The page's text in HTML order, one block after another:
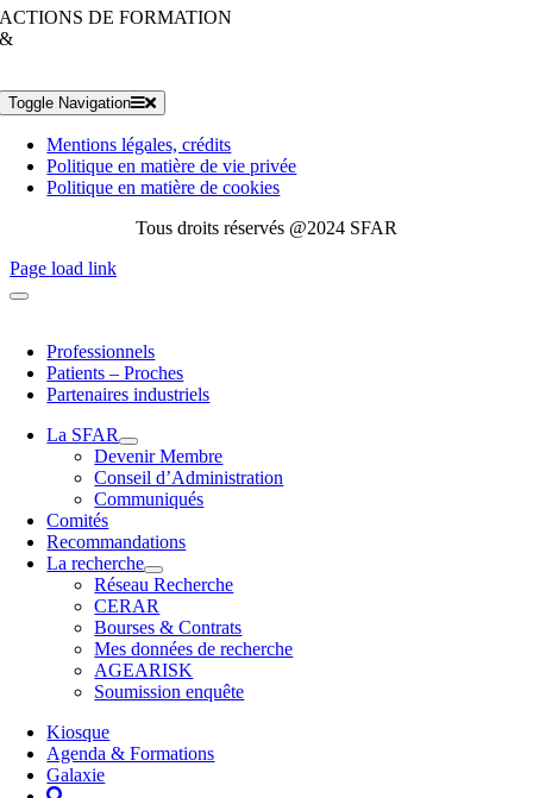
ACTIONS DE FORMATION
&
Toggle Navigation
Mentions légales, crédits
Politique en matière de vie privée
Politique en matière de cookies
Tous droits réservés @2024 SFAR
Page load link
Professionnels
Patients – Proches
Partenaires industriels
La SFAR
Devenir Membre
Conseil d’Administration
Communiqués
Comités
Recommandations
La recherche
Réseau Recherche
CERAR
Bourses & Contrats
Mes données de recherche
AGEARISK
Soumission enquête
Kiosque
Agenda & Formations
Galaxie